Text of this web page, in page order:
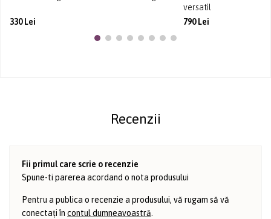
330 Lei
versatil
790 Lei
Recenzii
Fii primul care scrie o recenzie
Spune-ti parerea acordand o nota produsului
Pentru a publica o recenzie a produsului, vă rugam să vă
conectați în contul dumneavoastră.